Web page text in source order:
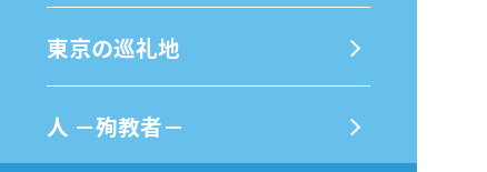
東京の巡礼地
⼈ －殉教者－